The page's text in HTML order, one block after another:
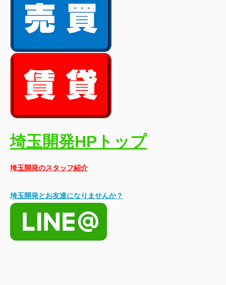
埼玉開発HPトップ
埼玉開発のスタッフ紹介
埼玉開発とお友達になりませんか？